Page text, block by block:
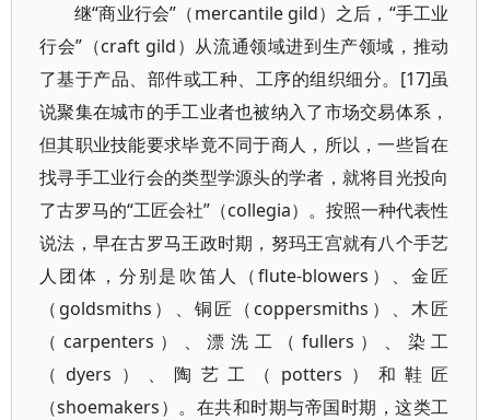
继“商业行会”（mercantile gild）之后，“手工业
行会”（craft gild）从流通领域进到生产领域，推动
了基于产品、部件或工种、工序的组织细分。[17]虽
说聚集在城市的手工业者也被纳入了市场交易体系，
但其职业技能要求毕竟不同于商人，所以，一些旨在
找寻手工业行会的类型学源头的学者，就将目光投向
了古罗马的“工匠会社”（collegia）。按照一种代表性
说法，早在古罗马王政时期，努玛王宫就有八个手艺
人团体，分别是吹笛人（flute-blowers）、金匠
（goldsmiths）、铜匠（coppersmiths）、木匠
（carpenters）、漂洗工（fullers）、染工
（dyers）、陶艺工（potters）和鞋匠
（shoemakers）。在共和时期与帝国时期，这类工